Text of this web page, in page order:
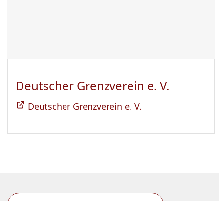
Deutscher Grenzverein e. V.
Deutscher Grenzverein e. V.